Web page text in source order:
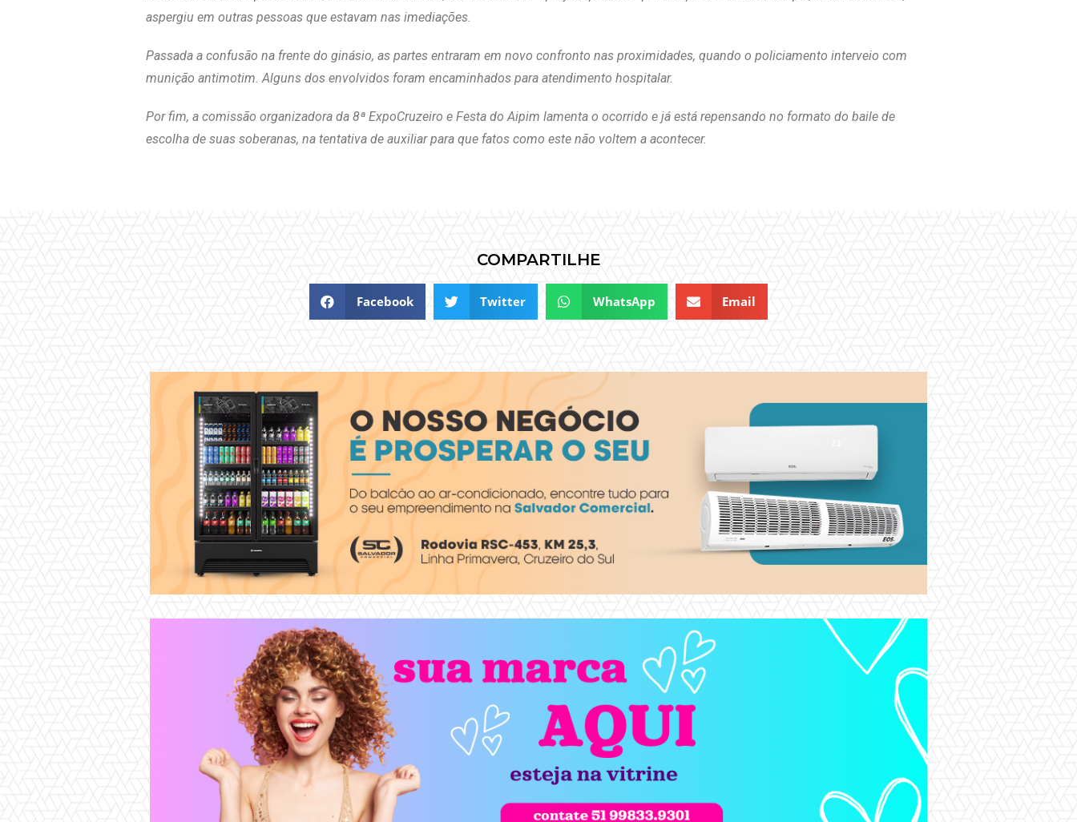
aspergiu em outras pessoas que estavam nas imediações.
Passada a confusão na frente do ginásio, as partes entraram em novo confronto nas proximidades, quando o policiamento interveio com
munição antimotim. Alguns dos envolvidos foram encaminhados para atendimento hospitalar.
Por fim, a comissão organizadora da 8ª ExpoCruzeiro e Festa do Aipim lamenta o ocorrido e já está repensando no formato do baile de
escolha de suas soberanas, na tentativa de auxiliar para que fatos como este não voltem a acontecer.
COMPARTILHE
Facebook Twitter WhatsApp Email